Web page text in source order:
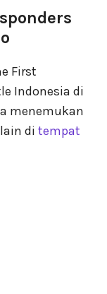
First
Indonesia di
menemukan
di tempat